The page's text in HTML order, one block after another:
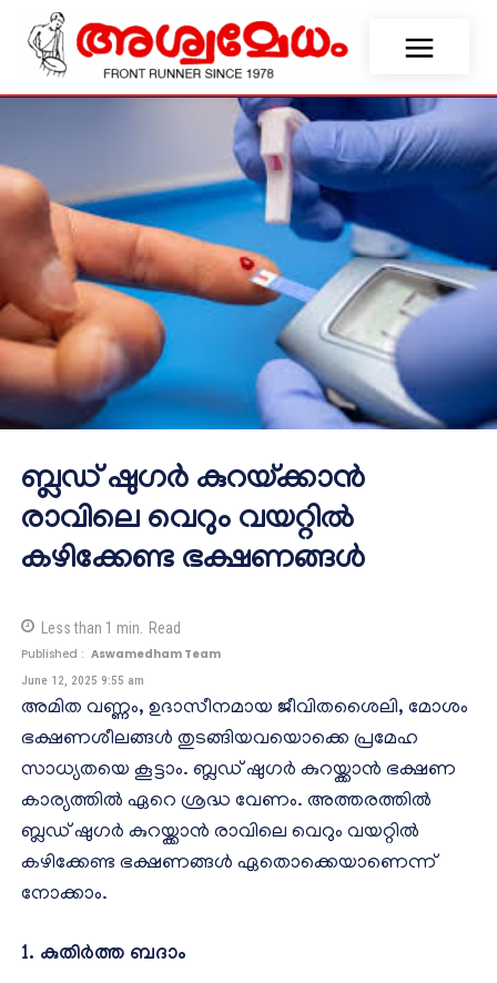
ബ്ലഡ് ഷുഗര്‍ കുറയ്ക്കാന്‍
രാവിലെ വെറും വയറ്റില്‍
കഴിക്കേണ്ട ഭക്ഷണങ്ങള്‍
Less than 1 min. Read
Published : Aswamedham Team
June 12, 2025 9:55 am
അമിത വണ്ണം, ഉദാസീനമായ ജീവിതശൈലി, മോശം
ഭക്ഷണശീലങ്ങൾ തുടങ്ങിയവയൊക്കെ പ്രമേഹ
സാധ്യതയെ കൂട്ടാം. ബ്ലഡ് ഷുഗര്‍ കുറയ്ക്കാന്‍ ഭക്ഷണ
കാര്യത്തില്‍ ഏറെ ശ്രദ്ധ വേണം. അത്തരത്തില്‍
ബ്ലഡ് ഷുഗര്‍ കുറയ്ക്കാന്‍ രാവിലെ വെറും വയറ്റില്‍
കഴിക്കേണ്ട ഭക്ഷണങ്ങള്‍ ഏതൊക്കെയാണെന്ന്
നോക്കാം.
1. കുതിര്‍ത്ത ബദാം